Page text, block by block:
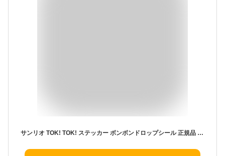
サンリオ TOK! TOK! ステッカー ボンボンドロップシール 正規品 韓国版 全5種 3Dシール 立体シール おはじきシール ぷくぷくシール シール手帳 サンリオキャラクターズ SANRIO 人気 キャラクター グッズ シール かわいいシール ［各種選択可］